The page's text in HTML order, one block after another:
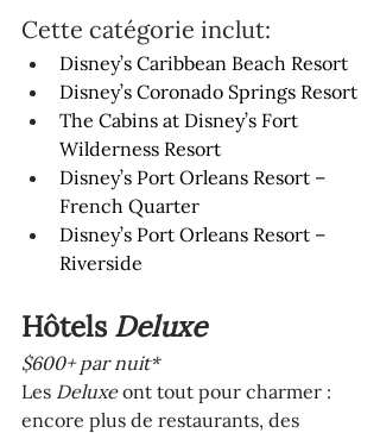
Cette catégorie inclut:
Disney’s Caribbean Beach Resort
Disney’s Coronado Springs Resort
The Cabins at Disney’s Fort
Wilderness Resort
Disney’s Port Orleans Resort –
French Quarter
Disney’s Port Orleans Resort –
Riverside
Hôtels Deluxe
$600+ par nuit*
Les Deluxe ont tout pour charmer :
encore plus de restaurants, des